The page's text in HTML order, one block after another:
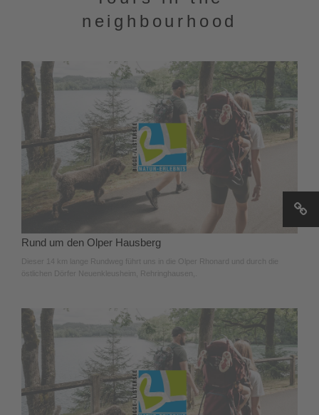
neighbourhood
Rund um den Olper Hausberg
Dieser 14 km lange Rundweg führt uns in die Olper Rhonard und durch die
östlichen Dörfer Neuenkleusheim, Rehringhausen,.